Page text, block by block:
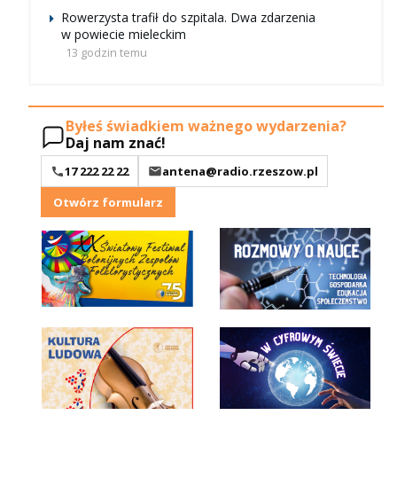
Rowerzysta trafił do szpitala. Dwa zdarzenia
w powiecie mieleckim
13 godzin temu
Byłeś świadkiem ważnego wydarzenia?
Daj nam znać!
17 222 22 22
antena@radio.rzeszow.pl
Otwórz formularz